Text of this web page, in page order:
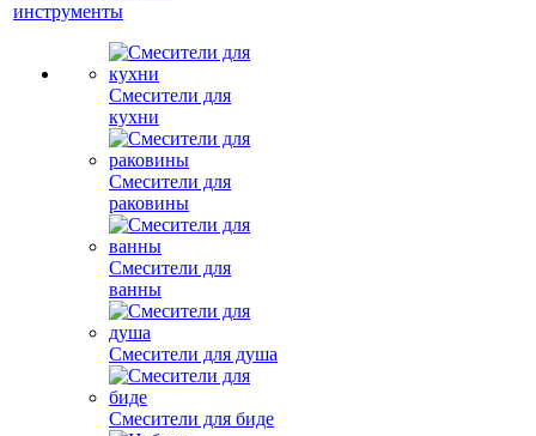
инструменты
Смесители для
кухни
Смесители для
раковины
Смесители для
ванны
Смесители для душа
Смесители для биде